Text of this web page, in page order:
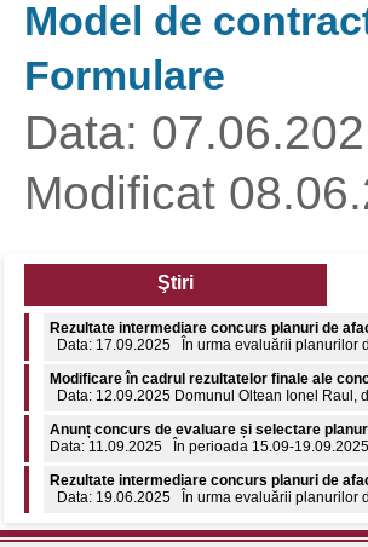
Model de
Formulare
Data:
Modificat
Ştiri
Rezultate intermediare concurs planuri de
Data: 17.09.2025 În urma evaluării planurilor
Modificare în cadrul rezultatelor finale ale
Data: 12.09.2025 Domunul Oltean Ionel Raul,
Anunț concurs de evaluare și selectare
Data: 11.09.2025 În perioada 15.09-
Rezultate intermediare concurs planuri de
Data: 19.06.2025 În urma evaluării planurilor
Comunicat de presă: 8 aprilie 2026 - Ziua